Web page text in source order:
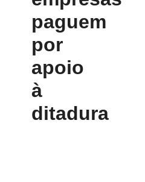
paguem
por
apoio
à
ditadura